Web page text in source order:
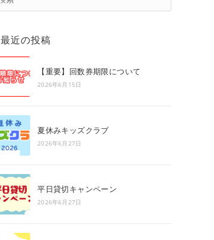
Escape
最近の投稿
【重要】回数券期限について
2026年6月15日
夏休みキッズクラブ
2026年6月27日
平日貸切キャンペーン
2026年6月27日